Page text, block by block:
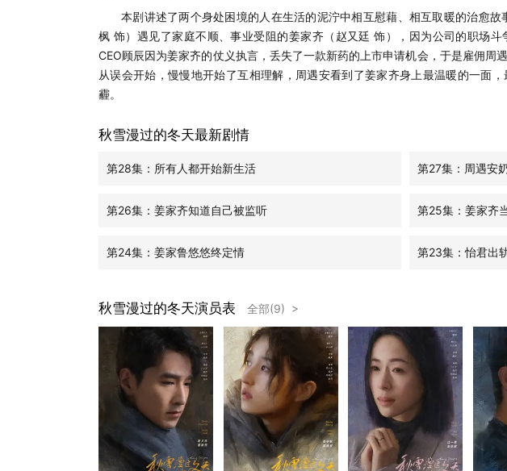
本剧讲述了两个身处困境的人在生活的泥泞中相互慰藉、相互取暖的治愈
枫 饰）遇见了家庭不顺、事业受阻的姜家齐（赵又廷 饰），因为公司的职场斗
CEO顾辰因为姜家齐的仗义执言，丢失了一款新药的上市申请机会，于是雇佣周
从误会开始，慢慢地开始了互相理解，周遇安看到了姜家齐身上最温暖的一面
霾。
秋雪漫过的冬天最新剧情
第28集：所有人都开始新生活 第27集：周遇安
第26集：姜家齐知道自己被监听 第25集：姜家齐
第24集：姜家鲁悠悠终定情 第23集：怡君出
秋雪漫过的冬天演员表 全部(9) >